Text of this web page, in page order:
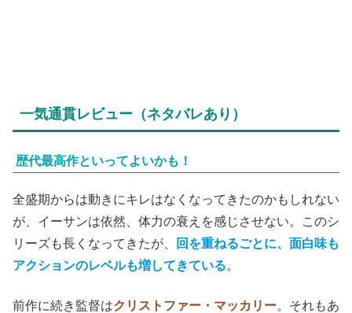
一気通貫レビュー（ネタバレあり）
歴代最高作といってよいかも！
全盛期からは動きにキレはなくなってきたのかもしれない
が、イーサンは依然、体力の衰えを感じさせない。このシ
リーズも長くなってきたが、
回を重ねるごとに、面白味も
アクションのレベルも増してきている。
前作に続き監督はクリストファー・マッカリー。それもあ